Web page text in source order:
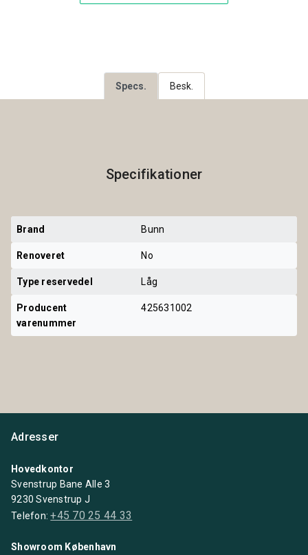
Specs. Besk.
Specifikationer
Brand Bunn
Renoveret No
Type reservedel Låg
Producent
varenummer
425631002
Adresser
Hovedkontor
Svenstrup Bane Alle 3
9230 Svenstrup J
Telefon:+45 70 25 44 33
Showroom København